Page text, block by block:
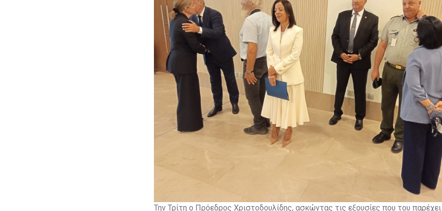
Την Τρίτη ο Πρόεδρος Χριστοδουλίδης, ασκώντας τις εξουσίες που του